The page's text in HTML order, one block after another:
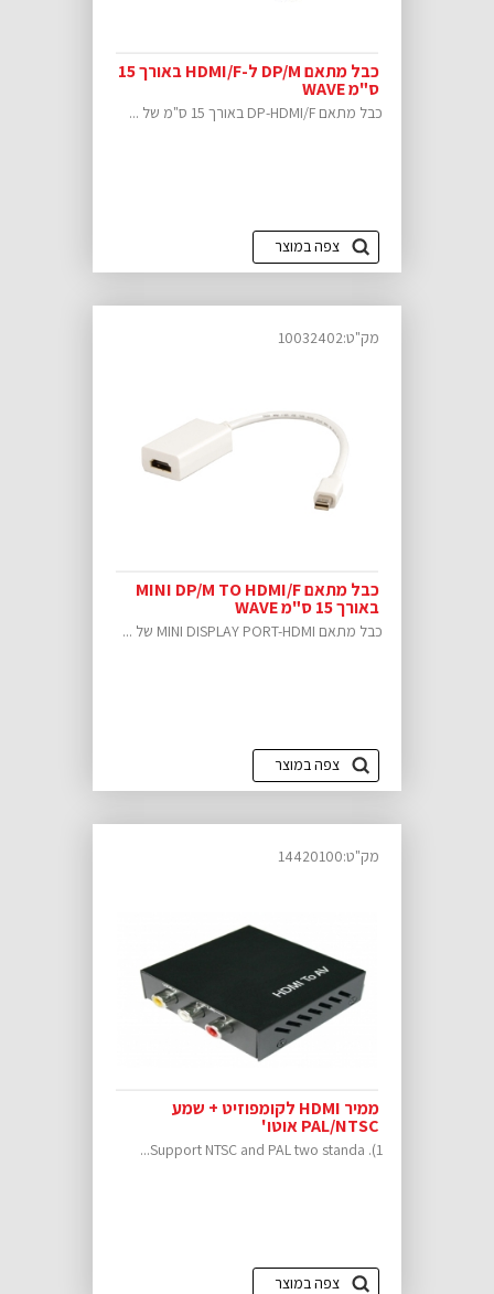
כבל מתאם DP/M ל-HDMI/F באורך 15
ס"מ WAVE
כבל מתאם DP-HDMI/F באורך 15 ס"מ של ...
צפה במוצר
כבל מתאם MINI DP/M TO HDMI/F
באורך 15 ס"מ WAVE
כבל מתאם MINI DISPLAY PORT-HDMI של ...
צפה במוצר
מק"ט:10032402
ממיר HDMI לקומפוזיט + שמע
PAL/NTSC אוטו'
1). Support NTSC and PAL two standa...
צפה במוצר
מק"ט:14420100